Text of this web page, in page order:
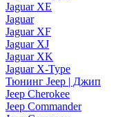
Jaguar XE
Jaguar
Jaguar XF
Jaguar XJ
Jaguar XK
Jaguar X-Type
Тюнинг Jeep | Джип
Jeep Cherokee
Jeep Commander